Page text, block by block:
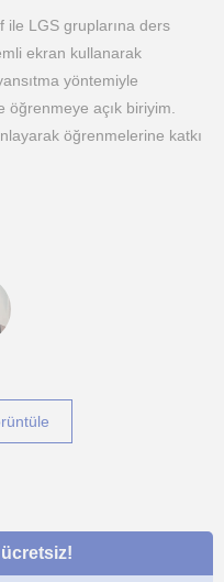
ile LGS gruplarına ders
ekran kullanarak
yöntemiyle
öğrenmeye açık biriyim.
öğrenmelerine katkı
ücretsiz!